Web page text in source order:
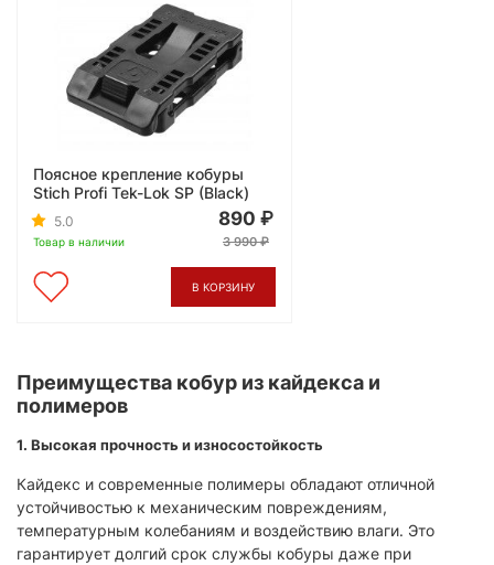
Поясное крепление кобуры
Stich Profi Tek-Lok SP (Black)
5.0
Товар в наличии
890
3 990
В КОРЗИНУ
Преимущества кобур из кайдекса и
полимеров
1. Высокая прочность и износостойкость
Кайдекс и современные полимеры обладают отличной
устойчивостью к механическим повреждениям,
температурным колебаниям и воздействию влаги. Это
гарантирует долгий срок службы кобуры даже при